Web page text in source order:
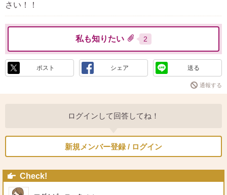
さい！！
私も知りたい 2
ポスト シェア 送る
通報する
ログインして回答してね！
新規メンバー登録 / ログイン
Check!